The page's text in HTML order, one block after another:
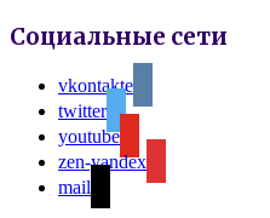
Социальные сети
vkontakte
twitter
youtube
zen-yandex
mail